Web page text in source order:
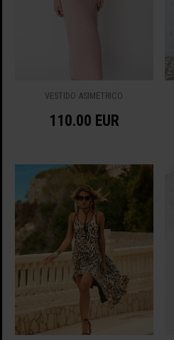
VESTIDO ASIMÉTRICO
110.00 EUR